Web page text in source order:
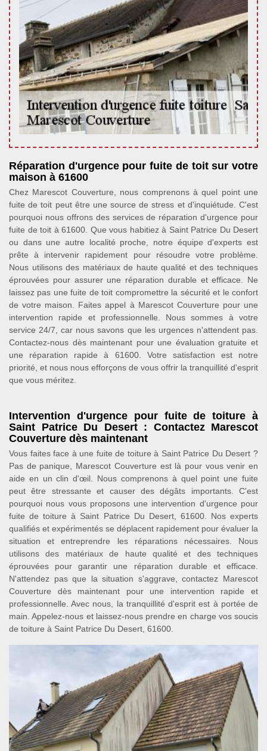
Réparation d'urgence pour fuite de toit sur votre
maison à 61600
Chez Marescot Couverture, nous comprenons à quel point une
fuite de toit peut être une source de stress et d'inquiétude. C'est
pourquoi nous offrons des services de réparation d'urgence pour
fuite de toit à 61600. Que vous habitiez à Saint Patrice Du Desert
ou dans une autre localité proche, notre équipe d'experts est
prête à intervenir rapidement pour résoudre votre problème.
Nous utilisons des matériaux de haute qualité et des techniques
éprouvées pour assurer une réparation durable et efficace. Ne
laissez pas une fuite de toit compromettre la sécurité et le confort
de votre maison. Faites appel à Marescot Couverture pour une
intervention rapide et professionnelle. Nous sommes à votre
service 24/7, car nous savons que les urgences n'attendent pas.
Contactez-nous dès maintenant pour une évaluation gratuite et
une réparation rapide à 61600. Votre satisfaction est notre
priorité, et nous nous efforçons de vous offrir la tranquillité d'esprit
que vous méritez.
Intervention d'urgence pour fuite de toiture à
Saint Patrice Du Desert : Contactez Marescot
Couverture dès maintenant
Vous faites face à une fuite de toiture à Saint Patrice Du Desert ?
Pas de panique, Marescot Couverture est là pour vous venir en
aide en un clin d'œil. Nous comprenons à quel point une fuite
peut être stressante et causer des dégâts importants. C'est
pourquoi nous vous proposons une intervention d'urgence pour
fuite de toiture à Saint Patrice Du Desert, 61600. Nos experts
qualifiés et expérimentés se déplacent rapidement pour évaluer la
situation et entreprendre les réparations nécessaires. Nous
utilisons des matériaux de haute qualité et des techniques
éprouvées pour garantir une réparation durable et efficace.
N'attendez pas que la situation s'aggrave, contactez Marescot
Couverture dès maintenant pour une intervention rapide et
professionnelle. Avec nous, la tranquillité d'esprit est à portée de
main. Appelez-nous et laissez-nous prendre en charge vos soucis
de toiture à Saint Patrice Du Desert, 61600.